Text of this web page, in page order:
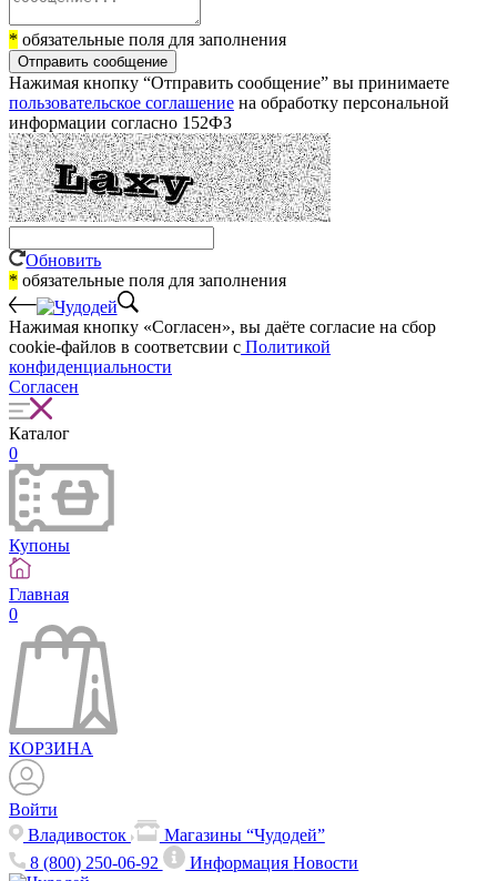
* обязательные поля для заполнения
Отправить сообщение
Нажимая кнопку “Отправить сообщение” вы принимаете
пользовательское соглашение на обработку персональной
информации согласно 152ФЗ
Обновить
* обязательные поля для заполнения
Нажимая кнопку «Согласен», вы даёте cогласие на сбор
cookie-файлов в соответсвии с Политикой
конфиденциальности
Согласен
Каталог
0
Купоны
Главная
0
КОРЗИНА
Войти
Владивосток
Магазины “Чудодей”
8 (800) 250-06-92
ИнформацияНовости